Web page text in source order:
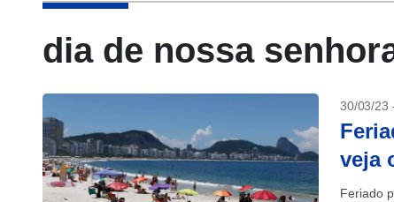
dia de nossa
30/03/23
veja
Feriado